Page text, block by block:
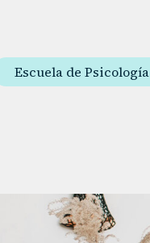
Escuela de Psicología